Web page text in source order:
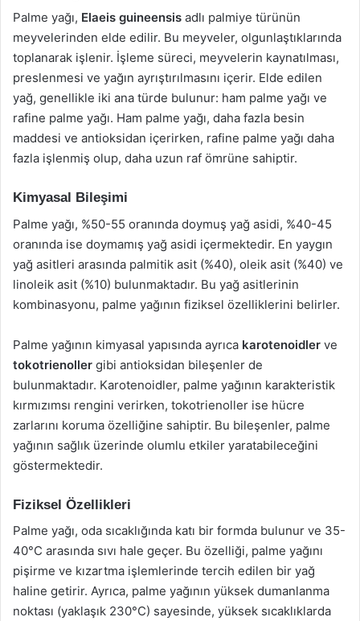
Palme yağı, Elaeis guineensis adlı palmiye türünün
meyvelerinden elde edilir. Bu meyveler, olgunlaştıklarında
toplanarak işlenir. İşleme süreci, meyvelerin kaynatılması,
preslenmesi ve yağın ayrıştırılmasını içerir. Elde edilen
yağ, genellikle iki ana türde bulunur: ham palme yağı ve
rafine palme yağı. Ham palme yağı, daha fazla besin
maddesi ve antioksidan içerirken, rafine palme yağı daha
fazla işlenmiş olup, daha uzun raf ömrüne sahiptir.
Kimyasal Bileşimi
Palme yağı, %50-55 oranında doymuş yağ asidi, %40-45
oranında ise doymamış yağ asidi içermektedir. En yaygın
yağ asitleri arasında palmitik asit (%40), oleik asit (%40) ve
linoleik asit (%10) bulunmaktadır. Bu yağ asitlerinin
kombinasyonu, palme yağının fiziksel özelliklerini belirler.
Palme yağının kimyasal yapısında ayrıca karotenoidler ve
tokotrienoller gibi antioksidan bileşenler de
bulunmaktadır. Karotenoidler, palme yağının karakteristik
kırmızımsı rengini verirken, tokotrienoller ise hücre
zarlarını koruma özelliğine sahiptir. Bu bileşenler, palme
yağının sağlık üzerinde olumlu etkiler yaratabileceğini
göstermektedir.
Fiziksel Özellikleri
Palme yağı, oda sıcaklığında katı bir formda bulunur ve 35-
40°C arasında sıvı hale geçer. Bu özelliği, palme yağını
pişirme ve kızartma işlemlerinde tercih edilen bir yağ
haline getirir. Ayrıca, palme yağının yüksek dumanlanma
noktası (yaklaşık 230°C) sayesinde, yüksek sıcaklıklarda